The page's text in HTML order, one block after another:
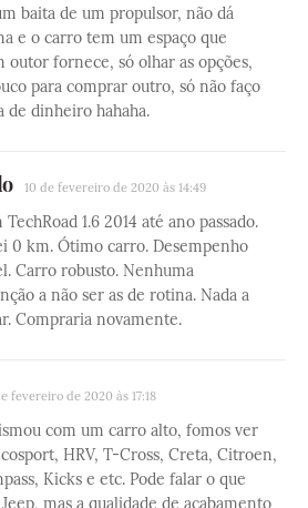
baita de um propulsor, não dá
e o carro tem um espaço que
outor fornece, só olhar as opções,
para comprar outro, só não faço
de dinheiro hahaha.
10 de fevereiro de 2020 às 14:49
1.6 2014 até ano passado.
0 km. Ótimo carro. Desempenho
Carro robusto. Nenhuma
a não ser as de rotina. Nada a
Compraria novamente.
fevereiro de 2020 às 17:18
com um carro alto, fomos ver
HRV, T-Cross, Creta, Citroen,
Kicks e etc. Pode falar o que
mas a qualidade de acabamento